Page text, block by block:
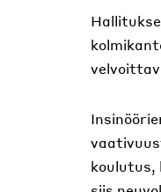
koulutus,